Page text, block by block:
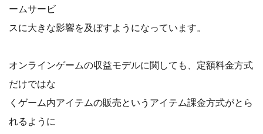
ームサービ
スに大きな影響を及ぼすようになっています。
オンラインゲームの収益モデルに関しても、定額料金方式
だけではな
くゲーム内アイテムの販売というアイテム課金方式がとら
れるように